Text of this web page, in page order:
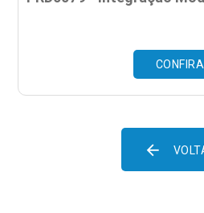
CONFIRA
arrow_back